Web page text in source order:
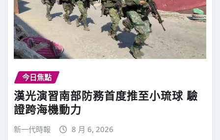
今日焦點
漢光演習南部防務首度推至小琉球 驗
證跨海機動力
新一代時報 8 月 6, 2026